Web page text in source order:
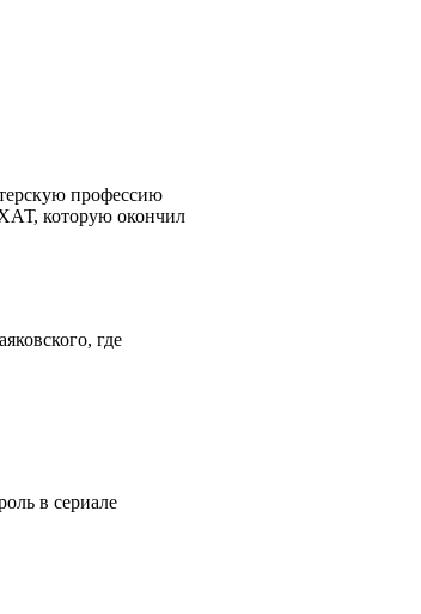
профессию
которую окончил
где
в сериале